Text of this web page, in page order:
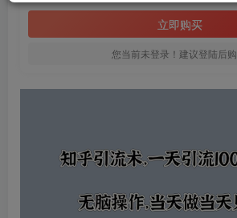
立即购买
您当前未登录！建议登陆后